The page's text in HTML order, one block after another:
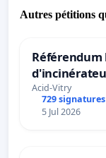
Autres pétitions
Acid-Vitry
729 signatures
5 Jul 2026